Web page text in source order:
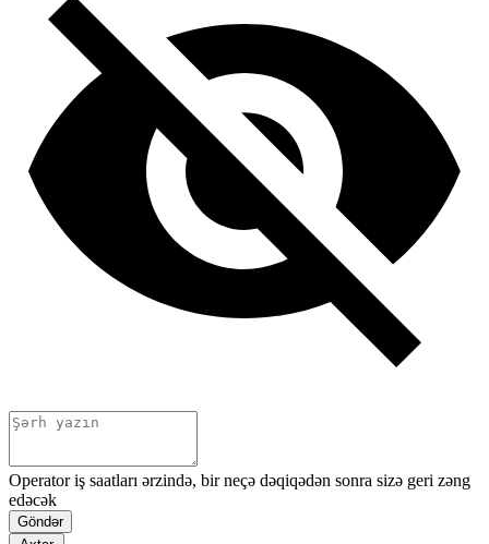
Operator iş saatları ərzində, bir neçə dəqiqədən sonra sizə geri zəng
edəcək
Göndər